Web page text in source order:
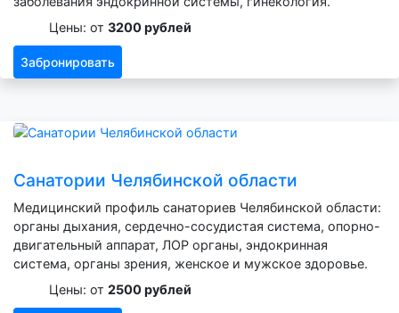
Цены: от 3200 рублей
Забронировать
Санатории Челябинской области
Медицинский профиль санаториев Челябинской области:
органы дыхания, сердечно-сосудистая система, опорно-
двигательный аппарат, ЛОР органы, эндокринная
система, органы зрения, женское и мужское здоровье.
Цены: от 2500 рублей